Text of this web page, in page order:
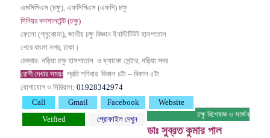
এমসিপিএস (চক্ষু), এফসিপিএস (এফপি) চক্ষু
সিনিয়র কনসালটেন্ট (চক্ষু)
ফেলো (গ্লুকোমা), জাতীয় চক্ষু বিজ্ঞান ইনস্টিটিউট হাসপাতাল
শেরে বাংলা নগর, ঢাকা।
চেম্বার: নড়িয়া চক্ষু হাসপাতাল ও ফ্যাকো সেন্টার, নড়িয়া সদর
রোগী দেখার সময়ঃ প্রতি শনিবার বিকাল ৪টা – বিকাল ৫টা
যোগাযোগ ও সিরিয়াল: 01928342974
Call
Gmail Facebook
Website
Veified
প্রোফাইল দেখুন
চক্ষু বিশেষজ্ঞ ও সার্জন
ডাঃ সুব্রত কুমার পাল